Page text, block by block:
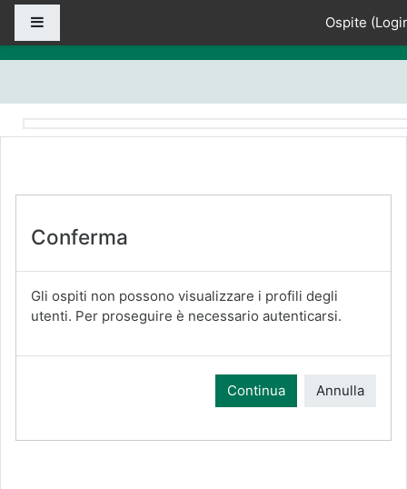
Vai al contenuto principale
Ospite (
Conferma
Gli ospiti non possono visualizzare i profili degli
utenti. Per proseguire è necessario autenticarsi.
Continua Annulla